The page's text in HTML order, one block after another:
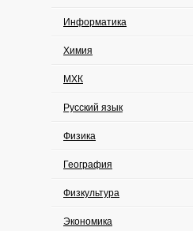
Информатика
Химия
МХК
Русский язык
Физика
География
Физкультура
Экономика